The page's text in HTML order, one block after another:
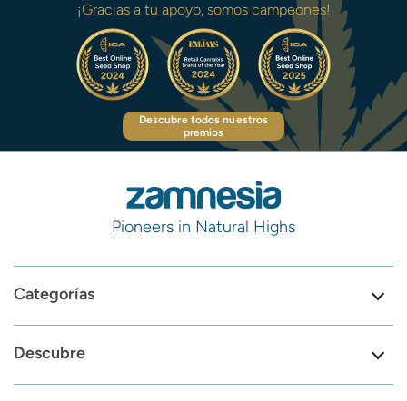
¡Gracias a tu apoyo, somos campeones!
Descubre todos nuestros
premios
Pioneers in Natural Highs
Categorías
Descubre